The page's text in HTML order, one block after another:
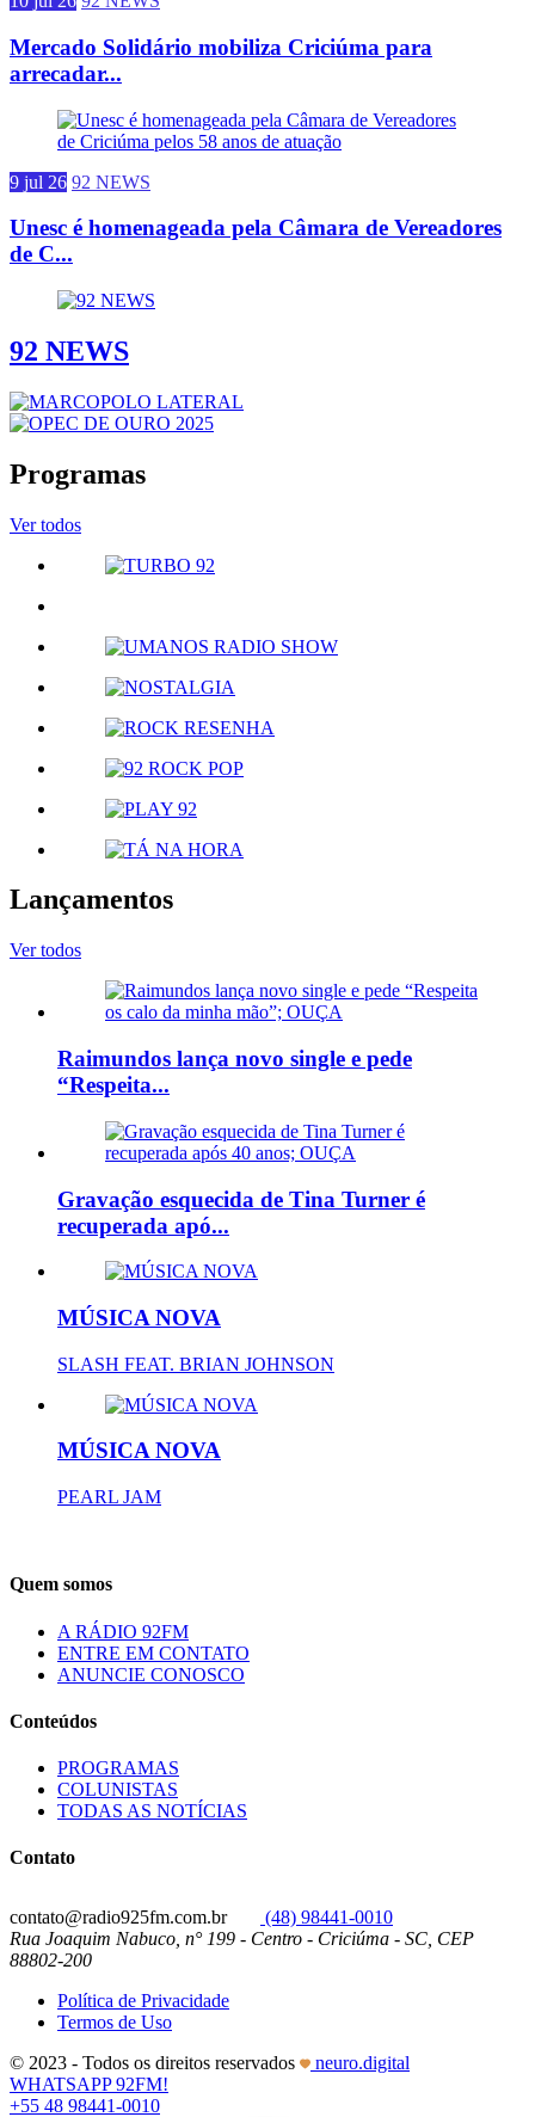
Mercado Solidário mobiliza Criciúma para
arrecadar...
9 jul 26 92 NEWS
Unesc é homenageada pela Câmara de Vereadores
de C...
92 NEWS
Programas
Ver todos
Lançamentos
Ver todos
Raimundos lança novo single e pede
“Respeita...
Gravação esquecida de Tina Turner é
recuperada apó...
MÚSICA NOVA
SLASH FEAT. BRIAN JOHNSON
MÚSICA NOVA
PEARL JAM
Quem somos
A RÁDIO 92FM
ENTRE EM CONTATO
ANUNCIE CONOSCO
Conteúdos
PROGRAMAS
COLUNISTAS
TODAS AS NOTÍCIAS
Contato
contato@radio925fm.com.br
(48) 98441-0010
Rua Joaquim Nabuco, n° 199 - Centro - Criciúma - SC, CEP
88802-200
Política de Privacidade
Termos de Uso
© 2023 - Todos os direitos reservados
neuro.digital
WHATSAPP 92FM!
+55 48 98441-0010